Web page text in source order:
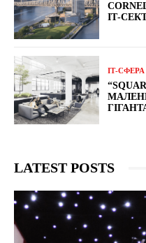
ІТ-
ІТ-СФЕРА
LATEST POSTS